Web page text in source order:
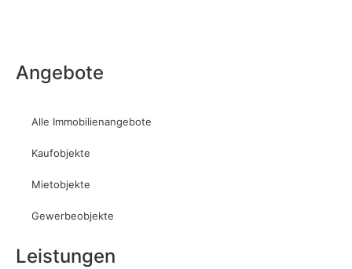
Angebote
Alle Immobilienangebote
Kaufobjekte
Mietobjekte
Gewerbeobjekte
Leistungen